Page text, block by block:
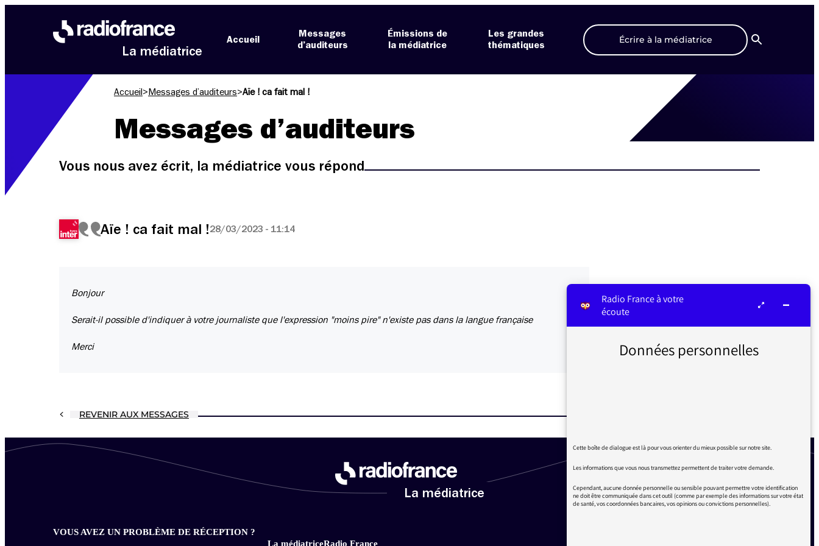
La médiatrice
Accueil
Messages
d’auditeurs
Émissions de
la médiatrice
Les grandes
thématiques
Écrire à la médiatrice
Recherche
Accueil > Messages d’auditeurs>Aïe ! ca fait mal !
Messages d’auditeurs
Vous nous avez écrit, la médiatrice vous répond
Aïe ! ca fait mal !28/03/2023 - 11:14
Bonjour
Serait-il possible d'indiquer à votre journaliste que l'expression "moins pire" n'existe pas dans la langue française
Merci
REVENIR AUX MESSAGES
La médiatrice
VOUS AVEZ UN PROBLÈME DE RÉCEPTION ?
La médiatriceRadio France
Radio France à votre
écoute
Données personnelles
Cette boîte de dialogue est là pour vous orienter du mieux possible sur notre site.
Les informations que vous nous transmettez permettent de traiter votre demande.
Cependant, aucune donnée personnelle ou sensible pouvant permettre votre identification
ne doit être communiquée dans cet outil (comme par exemple des informations sur votre état
de santé, vos coordonnées bancaires, vos opinions ou convictions personnelles).